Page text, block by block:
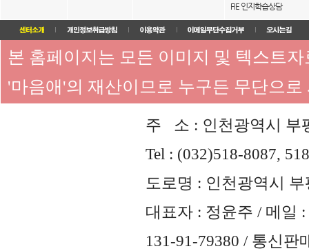
FIE 인지학습상담
본 홈페이지는 모든 이미지 및 텍스트
'마음애'의 재산이므로 누구든 무단으
주 소 : 인천광역시 부
Tel : (032)518-8087,
도로명 : 인천광역시
대표자 : 정윤주 / 메일 :
131-91-79380 / 통신판